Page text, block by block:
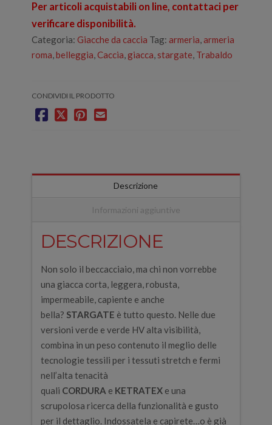
Per articoli acquistabili on line, contattaci per
verificare disponibilità.
Categoria: Giacche da caccia Tag: armeria,armeria
roma,belleggia,Caccia,giacca, stargate, Trabaldo
CONDIVIDI IL PRODOTTO
Descrizione
Informazioni aggiuntive
DESCRIZIONE
Non solo il beccacciaio, ma chi non vorrebbe
una giacca corta, leggera, robusta,
impermeabile, capiente e anche
bella? STARGATE è tutto questo. Nelle due
versioni verde e verde HV alta visibilità,
combina in un peso contenuto il meglio delle
tecnologie tessili per i tessuti stretch e fermi
nell’alta tenacità
quali CORDURA e KETRATEXe una
scrupolosa ricerca della funzionalità e gusto
per il dettaglio. Indossatela e capirete…o è già